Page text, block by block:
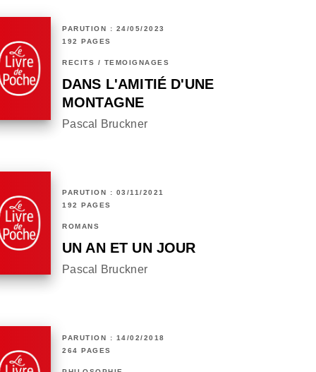
PARUTION : 24/05/2023
192 PAGES
RÉCITS / TÉMOIGNAGES
DANS L'AMITIÉ D'UNE
MONTAGNE
Pascal Bruckner
PARUTION : 03/11/2021
192 PAGES
ROMANS
UN AN ET UN JOUR
Pascal Bruckner
PARUTION : 14/02/2018
264 PAGES